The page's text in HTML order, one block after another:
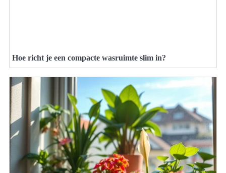
Hoe richt je een compacte wasruimte slim in?